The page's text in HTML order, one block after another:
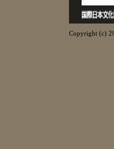
Copyright (c)